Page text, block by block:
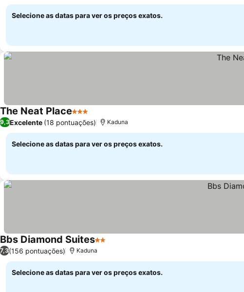
Selecione as datas para ver os preços exatos.
The Neat Place3 EstrelasVer preços
9,3Excelente (18 pontuações) Kaduna
Selecione as datas para ver os preços exatos.
Bbs Diamond Suites2 Estrelas
7,3(156 pontuações) Kaduna
Selecione as datas para ver os preços exatos.